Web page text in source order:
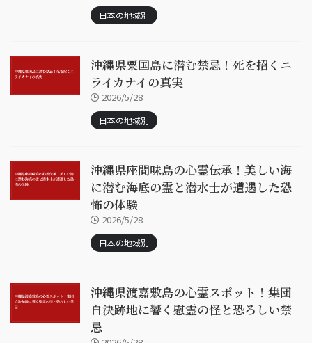
日本の地域別
沖縄県粟国島に潜む禁忌！死を招くニ
ライカナイの真実
2026/5/28
日本の地域別
沖縄県座間味島の心霊伝承！美しい海
に潜む海底の霊と潜水士が遭遇した恐
怖の体験
2026/5/28
日本の地域別
沖縄県渡嘉敷島の心霊スポット！集団
自決跡地に響く慰霊の怪と恐ろしい禁
忌